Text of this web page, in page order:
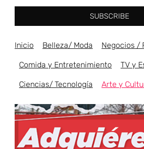
SUBSCRIBE
Inicio Belleza/ Moda Negocios /
Comida y Entretenimiento TV y
Ciencias/ Tecnología Arte y